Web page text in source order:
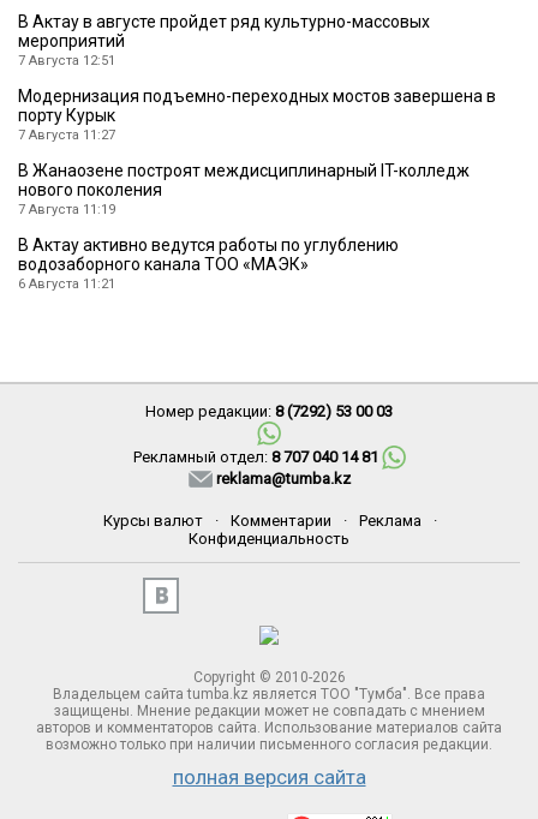
В Актау в августе пройдет ряд культурно-массовых
мероприятий
7 Августа 12:51
Модернизация подъемно-переходных мостов завершена в
порту Курык
7 Августа 11:27
В Жанаозене построят междисциплинарный IT-колледж
нового поколения
7 Августа 11:19
В Актау активно ведутся работы по углублению
водозаборного канала ТОО «МАЭК»
6 Августа 11:21
Номер редакции: 8 (7292) 53 00 03
Рекламный отдел: 8 707 040 14 81
reklama@tumba.kz
Курсы валют · Комментарии · Реклама
·
Конфиденциальность
Copyright © 2010-2026
Владельцем сайта tumba.kz является ТОО "Тумба". Все права
защищены. Мнение редакции может не совпадать с мнением
авторов и комментаторов сайта. Использование материалов сайта
возможно только при наличии письменного согласия редакции.
полная версия сайта